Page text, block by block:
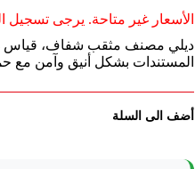
الأسعار غير متاحة. يرجى تسجيل
المستندات بشكل أنيق وآمن مع
أضف الى السلة